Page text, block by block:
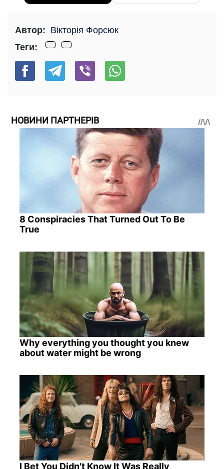
Автор: Вікторія Форсюк
Теги:
НОВИНИ ПАРТНЕРІВ
8 Conspiracies That Turned Out To Be
True
Why everything you thought you knew
about water might be wrong
I Bet You Didn't Know It Was Really